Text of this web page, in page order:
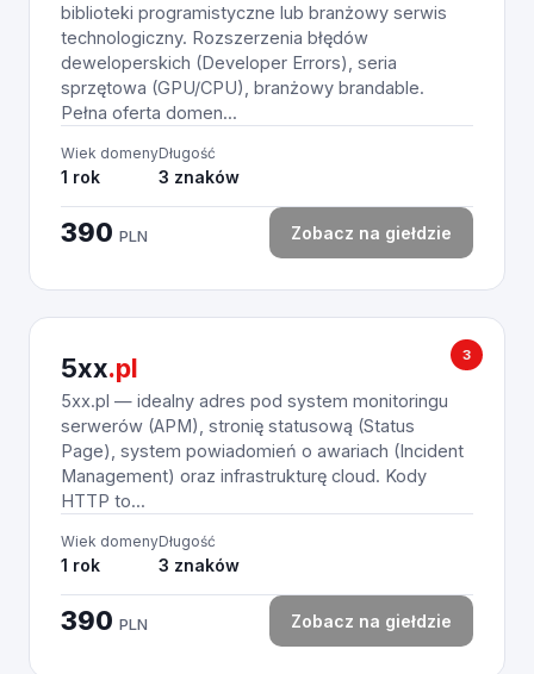
biblioteki programistyczne lub branżowy serwis
technologiczny. Rozszerzenia błędów
deweloperskich (Developer Errors), seria
sprzętowa (GPU/CPU), branżowy brandable.
Pełna oferta domen...
Wiek domeny
1 rok
Długość
3 znaków
390 PLN Zobacz na giełdzie
3
5xx.pl
5xx.pl — idealny adres pod system monitoringu
serwerów (APM), stronię statusową (Status
Page), system powiadomień o awariach (Incident
Management) oraz infrastrukturę cloud. Kody
HTTP to...
Wiek domeny
1 rok
Długość
3 znaków
390 PLN Zobacz na giełdzie